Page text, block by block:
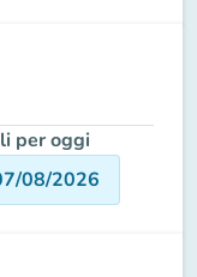
per oggi
08/2026